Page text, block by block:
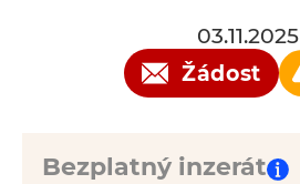
03.11.2025
Žádost
Bezplatný inzerát